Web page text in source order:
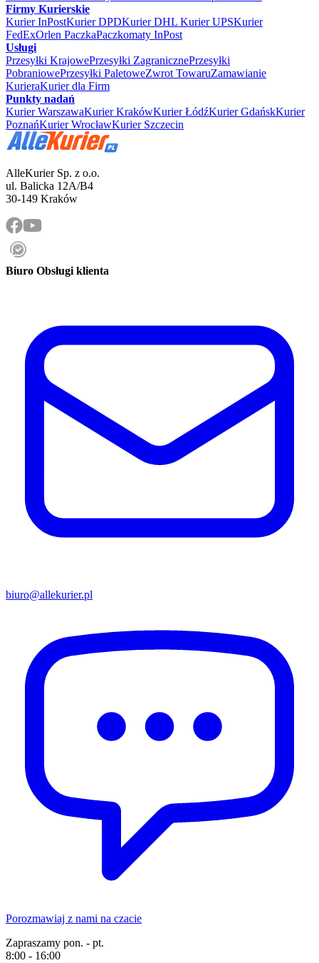
Firmy Kurierskie
Kurier InPostKurier DPDKurier DHL Kurier UPSKurier
FedExOrlen PaczkaPaczkomaty InPost
Usługi
Przesyłki KrajowePrzesyłki ZagranicznePrzesyłki
PobraniowePrzesyłki PaletoweZwrot TowaruZamawianie
KurieraKurier dla Firm
Punkty nadań
Kurier WarszawaKurier KrakówKurier ŁódźKurier GdańskKurier
PoznańKurier WrocławKurier Szczecin
AlleKurier Sp. z o.o.
ul. Balicka 12A/B4
30-149 Kraków
Biuro Obsługi klienta
biuro@allekurier.pl
Porozmawiaj z nami na czacie
Zapraszamy pon. - pt.
8:00 - 16:00